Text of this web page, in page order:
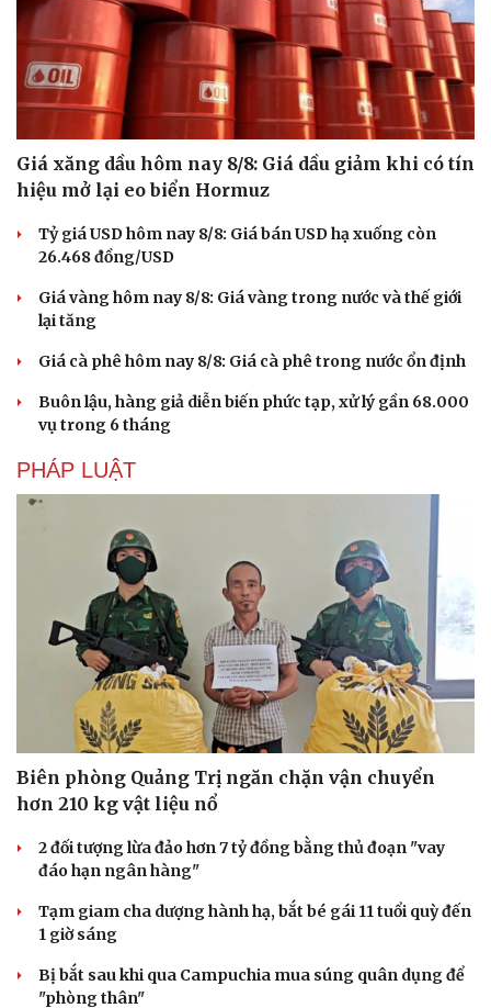
Giá xăng dầu hôm nay 8/8: Giá dầu giảm khi có tín
hiệu mở lại eo biển Hormuz
Tỷ giá USD hôm nay 8/8: Giá bán USD hạ xuống còn
26.468 đồng/USD
Giá vàng hôm nay 8/8: Giá vàng trong nước và thế giới
lại tăng
Giá cà phê hôm nay 8/8: Giá cà phê trong nước ổn định
Buôn lậu, hàng giả diễn biến phức tạp, xử lý gần 68.000
vụ trong 6 tháng
PHÁP LUẬT
Biên phòng Quảng Trị ngăn chặn vận chuyển
hơn 210 kg vật liệu nổ
2 đối tượng lừa đảo hơn 7 tỷ đồng bằng thủ đoạn "vay
đáo hạn ngân hàng"
Tạm giam cha dượng hành hạ, bắt bé gái 11 tuổi quỳ đến
1 giờ sáng
Bị bắt sau khi qua Campuchia mua súng quân dụng để
"phòng thân"